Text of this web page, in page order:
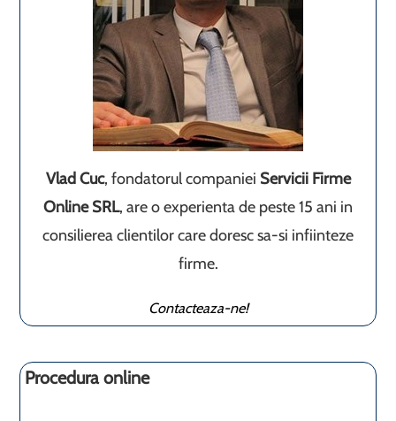
Vlad Cuc, fondatorul companiei Servicii Firme
Online SRL, are o experienta de peste 15 ani in
consilierea clientilor care doresc sa-si infiinteze
firme.
Contacteaza-ne!
Procedura online